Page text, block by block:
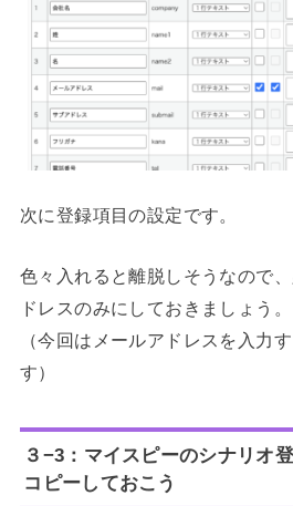
次に登録項目の設定です。
色々入れると離脱しそうなので
ドレスのみにしておきましょう。
（今回はメールアドレスを入力
す）
３−3：マイスピーのシナリオ
コピーしておこう